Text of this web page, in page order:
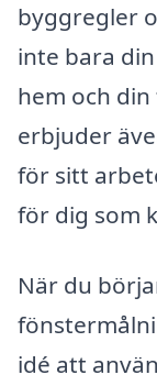
byggregler
inte bara
hem och
erbjuder
för sitt
för dig som
När du
idé att